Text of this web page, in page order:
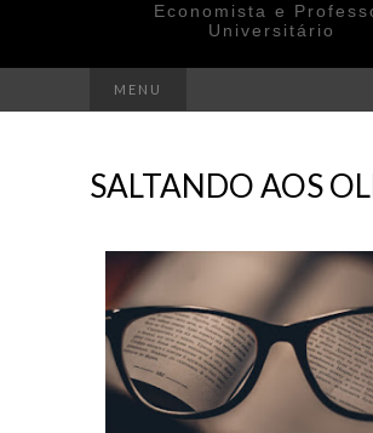
Economista e
Universitário
MENU
SALTANDO AOS